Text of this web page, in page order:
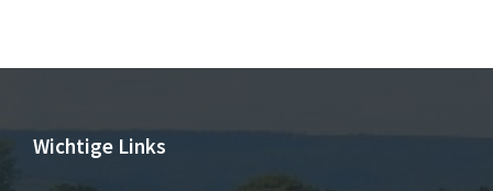
Wichtige Links